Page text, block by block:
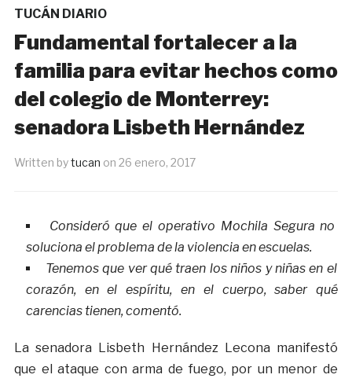
TUCÁN DIARIO
Fundamental fortalecer a la
familia para evitar hechos como
del colegio de Monterrey:
senadora Lisbeth Hernández
Written bytucan on 26 enero, 2017
Consideró que el operativo Mochila Segura no
soluciona el problema de la violencia en escuelas.
Tenemos que ver qué traen los niños y niñas en el
corazón, en el espíritu, en el cuerpo, saber qué
carencias tienen, comentó.
La senadora Lisbeth Hernández Lecona manifestó
que el ataque con arma de fuego, por un menor de